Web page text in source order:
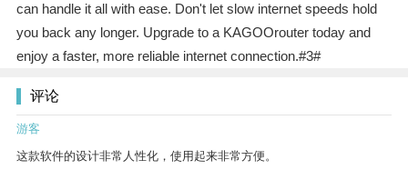
can handle it all with ease. Don't let slow internet speeds hold
you back any longer. Upgrade to a KAGOOrouter today and
enjoy a faster, more reliable internet connection.#3#
评论
游客
这款软件的设计非常人性化，使用起来非常方便。